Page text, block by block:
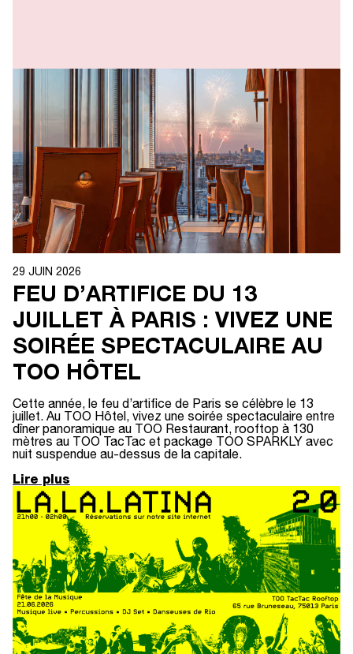
29 JUIN 2026
FEU D’ARTIFICE DU 13
JUILLET À PARIS : VIVEZ UNE
SOIRÉE SPECTACULAIRE AU
TOO HÔTEL
Cette année, le feu d’artifice de Paris se célèbre le 13
juillet. Au TOO Hôtel, vivez une soirée spectaculaire entre
dîner panoramique au TOO Restaurant, rooftop à 130
mètres au TOO TacTac et package TOO SPARKLY avec
nuit suspendue au-dessus de la capitale.
Lire plus